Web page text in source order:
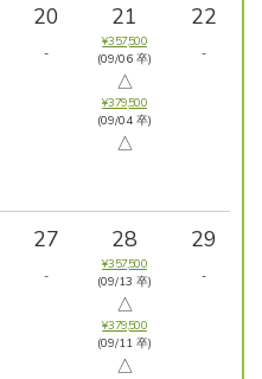
20
-
21
¥357,500
(09/06 卒)
△
¥379,500
(09/04 卒)
△
22
-
27
-
28
¥357,500
(09/13 卒)
△
¥379,500
(09/11 卒)
△
29
-